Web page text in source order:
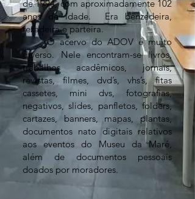
de 1994, com aproximadamente 102
anos de idade. Era benzedeira,
rezadeira e parteira.
O acervo do ADOV é muito
diverso. Nele encontram-se livros,
trabalhos acadêmicos, jornais,
revistas, filmes, dvd’s, vhs’s, fitas
cassetes, mini dvs, fotografias,
negativos, slides, panfletos, folders,
cartazes, banners, mapas, plantas,
documentos nato digitais relativos
aos eventos do Museu da Maré,
além de documentos pessoais
doados por moradores.